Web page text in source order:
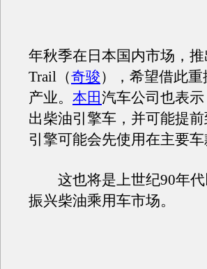
年秋季在日本国内市场，
Trail（奇骏），希望借此
产业。 本田汽车公司也表
出柴油引擎车，并可能提
引擎可能会先使用在主要车
这也将是上世纪90年代
振兴柴油乘用车市场。